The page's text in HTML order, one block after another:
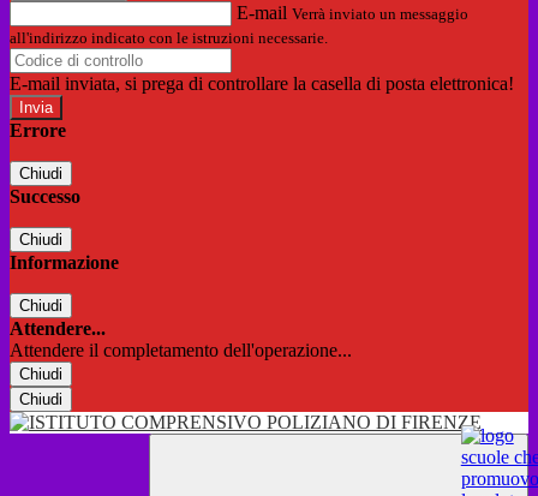
E-mail Verrà inviato un messaggio
all'indirizzo indicato con le istruzioni necessarie.
E-mail inviata, si prega di controllare la casella di posta elettronica!
Errore
Chiudi
Successo
Chiudi
Informazione
Chiudi
Attendere...
Attendere il completamento dell'operazione...
Chiudi
Chiudi